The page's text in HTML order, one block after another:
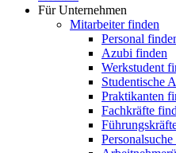
Für Unternehmen
Mitarbeiter finden
Personal
Azubi finden
Werkstudent
Studentische
Praktikanten
Fachkräfte